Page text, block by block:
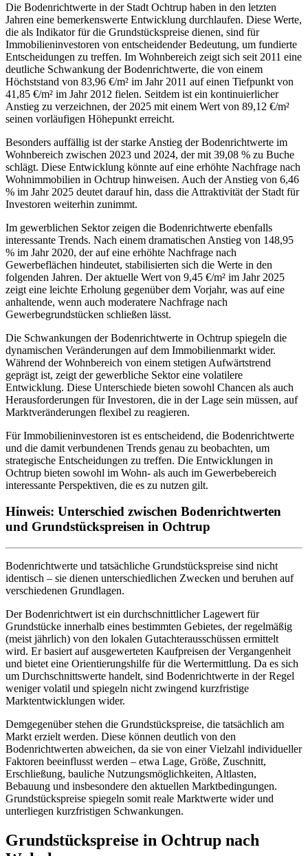
Die Bodenrichtwerte in der Stadt Ochtrup haben in den letzten
Jahren eine bemerkenswerte Entwicklung durchlaufen. Diese Werte,
die als Indikator für die Grundstückspreise dienen, sind für
Immobilieninvestoren von entscheidender Bedeutung, um fundierte
Entscheidungen zu treffen. Im Wohnbereich zeigt sich seit 2011 eine
deutliche Schwankung der Bodenrichtwerte, die von einem
Höchststand von 83,96 €/m² im Jahr 2011 auf einen Tiefpunkt von
41,85 €/m² im Jahr 2012 fielen. Seitdem ist ein kontinuierlicher
Anstieg zu verzeichnen, der 2025 mit einem Wert von 89,12 €/m²
seinen vorläufigen Höhepunkt erreicht.
Besonders auffällig ist der starke Anstieg der Bodenrichtwerte im
Wohnbereich zwischen 2023 und 2024, der mit 39,08 % zu Buche
schlägt. Diese Entwicklung könnte auf eine erhöhte Nachfrage nach
Wohnimmobilien in Ochtrup hinweisen. Auch der Anstieg von 6,46
% im Jahr 2025 deutet darauf hin, dass die Attraktivität der Stadt für
Investoren weiterhin zunimmt.
Im gewerblichen Sektor zeigen die Bodenrichtwerte ebenfalls
interessante Trends. Nach einem dramatischen Anstieg von 148,95
% im Jahr 2020, der auf eine erhöhte Nachfrage nach
Gewerbeflächen hindeutet, stabilisierten sich die Werte in den
folgenden Jahren. Der aktuelle Wert von 9,45 €/m² im Jahr 2025
zeigt eine leichte Erholung gegenüber dem Vorjahr, was auf eine
anhaltende, wenn auch moderatere Nachfrage nach
Gewerbegrundstücken schließen lässt.
Die Schwankungen der Bodenrichtwerte in Ochtrup spiegeln die
dynamischen Veränderungen auf dem Immobilienmarkt wider.
Während der Wohnbereich von einem stetigen Aufwärtstrend
geprägt ist, zeigt der gewerbliche Sektor eine volatilere
Entwicklung. Diese Unterschiede bieten sowohl Chancen als auch
Herausforderungen für Investoren, die in der Lage sein müssen, auf
Marktveränderungen flexibel zu reagieren.
Für Immobilieninvestoren ist es entscheidend, die Bodenrichtwerte
und die damit verbundenen Trends genau zu beobachten, um
strategische Entscheidungen zu treffen. Die Entwicklungen in
Ochtrup bieten sowohl im Wohn- als auch im Gewerbebereich
interessante Perspektiven, die es zu nutzen gilt.
Hinweis: Unterschied zwischen Bodenrichtwerten
und Grundstückspreisen in Ochtrup
Bodenrichtwerte und tatsächliche Grundstückspreise sind nicht
identisch – sie dienen unterschiedlichen Zwecken und beruhen auf
verschiedenen Grundlagen.
Der Bodenrichtwert ist ein durchschnittlicher Lagewert für
Grundstücke innerhalb eines bestimmten Gebietes, der regelmäßig
(meist jährlich) von den lokalen Gutachterausschüssen ermittelt
wird. Er basiert auf ausgewerteten Kaufpreisen der Vergangenheit
und bietet eine Orientierungshilfe für die Wertermittlung. Da es sich
um Durchschnittswerte handelt, sind Bodenrichtwerte in der Regel
weniger volatil und spiegeln nicht zwingend kurzfristige
Marktentwicklungen wider.
Demgegenüber stehen die Grundstückspreise, die tatsächlich am
Markt erzielt werden. Diese können deutlich von den
Bodenrichtwerten abweichen, da sie von einer Vielzahl individueller
Faktoren beeinflusst werden – etwa Lage, Größe, Zuschnitt,
Erschließung, bauliche Nutzungsmöglichkeiten, Altlasten,
Bebauung und insbesondere den aktuellen Marktbedingungen.
Grundstückspreise spiegeln somit reale Marktwerte wider und
unterliegen kurzfristigen Schwankungen.
Grundstückspreise in Ochtrup nach